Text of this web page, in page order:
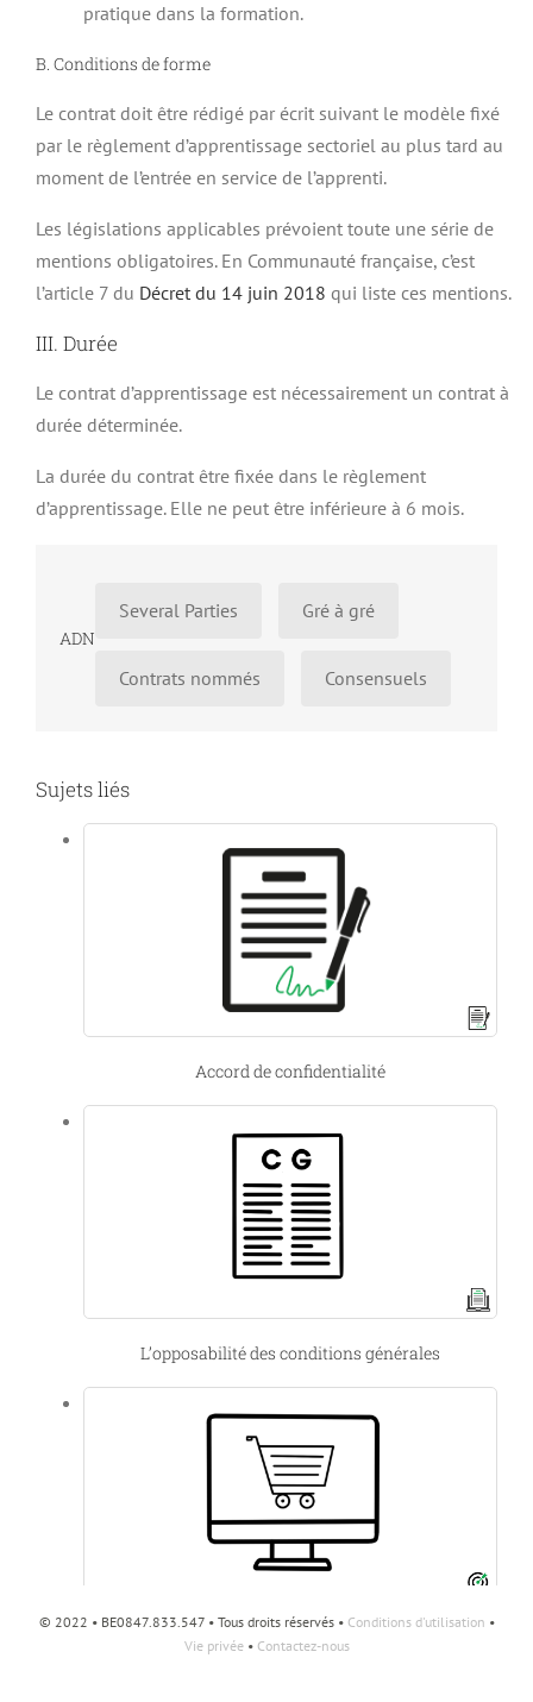
pratique dans la formation.
B. Conditions de forme
Le contrat doit être rédigé par écrit suivant le modèle fixé
par le règlement d’apprentissage sectoriel au plus tard au
moment de l’entrée en service de l’apprenti.
Les législations applicables prévoient toute une série de
mentions obligatoires. En Communauté française, c’est
l’article 7 du Décret du 14 juin 2018 qui liste ces mentions.
III. Durée
Le contrat d’apprentissage est nécessairement un contrat à
durée déterminée.
La durée du contrat être fixée dans le règlement
d’apprentissage. Elle ne peut être inférieure à 6 mois.
ADN
Several Parties Gré à gré
Contrats nommés Consensuels
Sujets liés
Accord de confidentialité
L’opposabilité des conditions générales
Ouvrir un e-shop
© 2022 • BE0847.833.547 • Tous droits réservés • Conditions d'utilisation •
Vie privée• Contactez-nous